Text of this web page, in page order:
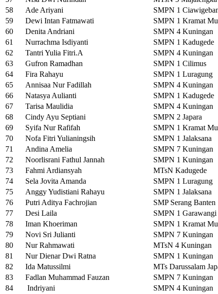
58
Ade Ariyani
SMPN 1
59
Dewi Intan Fatmawati
SMPN 1 Kramat
60
Denita Andriani
SMPN 4 Kuningan
61
Nurrachma Isdiyanti
SMPN 1 Kadugede
62
Tantri Yulia Fitri.A
SMPN 4 Kuningan
63
Gufron Ramadhan
SMPN 1 Cilimus
64
Fira Rahayu
SMPN 1 Luragung
65
Annisaa Nur Fadillah
SMPN 4 Kuningan
66
Natasya Aulianti
SMPN 1 Kadugede
67
Tarisa Maulidia
SMPN 4 Kuningan
68
Cindy Ayu Septiani
SMPN 2 Japara
69
Syifa Nur Rafifah
SMPN 1 Kramat
70
Nofa Fitri Yulianingsih
SMPN 1 Jalaksana
71
Andina Amelia
SMPN 7 Kuningan
72
Noorlisrani Fathul Jannah
SMPN 1 Kuningan
73
Fahmi Ardiansyah
MTsN Kadugede
74
Sela Jovita Amanda
SMPN 1 Luragung
75
Anggy Yudistiani Rahayu
SMPN 1 Jalaksana
76
Putri Aditya Fachrojian
SMP Serang Banten
77
Desi Laila
SMPN 1 Garawangi
78
Iman Khoeriman
SMPN 1 Kramat
79
Novi Sri Julianti
SMPN 7 Kuningan
80
Nur Rahmawati
MTsN 4 Kuningan
81
Nur Dienar Dwi Ratna
SMPN 1 Kuningan
82
Ida Matussilmi
MTs Darussalam
83
Fadlan Muhammad Fauzan
SMPN 7 Kuningan
84
Indriyani SMPN 4 Kuningan